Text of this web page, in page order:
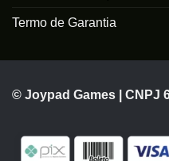
Termo de Garantia
© Joypad Games | CNPJ